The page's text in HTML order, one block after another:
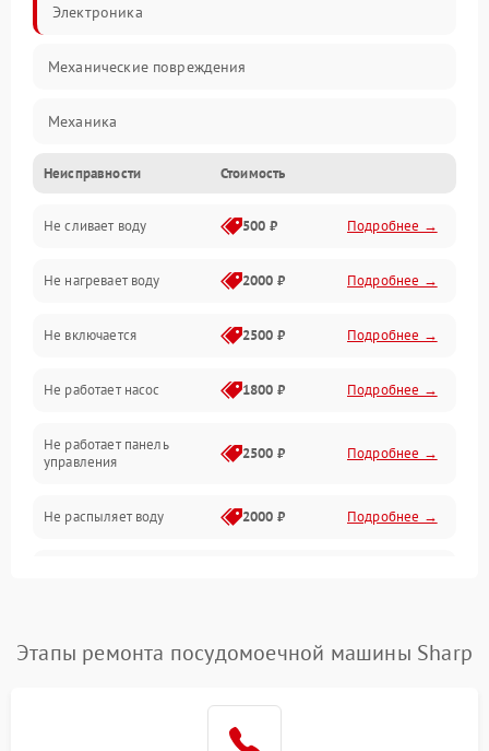
Электроника
Механические повреждения
Механика
Управление
Электропитание
Датчики
Нагрев
Вода
Гигиена
Программное обеспечение
Неисправности Стоимость
Не сливает воду 500 ₽ Подробнее →
Не нагревает воду 2000 ₽ Подробнее →
Не включается 2500 ₽ Подробнее →
Не работает насос 1800 ₽ Подробнее →
Не работает панель
управления
2500 ₽ Подробнее →
Не распыляет воду 2000 ₽ Подробнее →
воды
1800 ₽ Подробнее →
Этапы ремонта посудомоечной машины Sharp